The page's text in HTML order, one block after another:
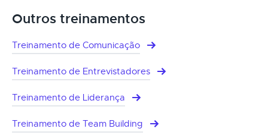
Outros treinamentos
Treinamento de Comunicação
Treinamento de Entrevistadores
Treinamento de Liderança
Treinamento de Team Building